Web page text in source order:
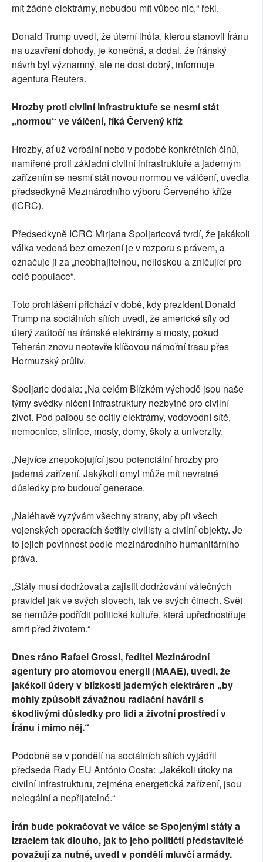
mít žádné elektrárny, nebudou mít vůbec nic,“ řekl.
Donald Trump uvedl, že úterní lhůta, kterou stanovil Íránu
na uzavření dohody, je konečná, a dodal, že íránský
návrh byl významný, ale ne dost dobrý, informuje
agentura Reuters.
Hrozby proti civilní infrastruktuře se nesmí stát
„normou“ ve válčení, říká Červený kříž
Hrozby, ať už verbální nebo v podobě konkrétních činů,
namířené proti základní civilní infrastruktuře a jaderným
zařízením se nesmí stát novou normou ve válčení, uvedla
předsedkyně Mezinárodního výboru Červeného kříže
(ICRC).
Předsedkyně ICRC Mirjana Spoljaricová tvrdí, že jakákoli
válka vedená bez omezení je v rozporu s právem, a
označuje ji za „neobhajitelnou, nelidskou a zničující pro
celé populace“.
Toto prohlášení přichází v době, kdy prezident Donald
Trump na sociálních sítích uvedl, že americké síly od
úterý zaútočí na íránské elektrárny a mosty, pokud
Teherán znovu neotevře klíčovou námořní trasu přes
Hormuzský průliv.
Spoljaric dodala: „Na celém Blízkém východě jsou naše
týmy svědky ničení infrastruktury nezbytné pro civilní
život. Pod palbou se ocitly elektrárny, vodovodní sítě,
nemocnice, silnice, mosty, domy, školy a univerzity.
„Nejvíce znepokojující jsou potenciální hrozby pro
jaderná zařízení. Jakýkoli omyl může mít nevratné
důsledky pro budoucí generace.
„Naléhavě vyzývám všechny strany, aby při všech
vojenských operacích šetřily civilisty a civilní objekty. Je
to jejich povinnost podle mezinárodního humanitárního
práva.
„Státy musí dodržovat a zajistit dodržování válečných
pravidel jak ve svých slovech, tak ve svých činech. Svět
se nemůže podřídit politické kultuře, která upřednostňuje
smrt před životem.“
Dnes ráno Rafael Grossi, ředitel Mezinárodní
agentury pro atomovou energii (MAAE), uvedl, že
jakékoli údery v blízkosti jaderných elektráren „by
mohly způsobit závažnou radiační havárii s
škodlivými důsledky pro lidi a životní prostředí v
Íránu i mimo něj.“
Podobně se v pondělí na sociálních sítích vyjádřil
předseda Rady EU António Costa: „Jakékoli útoky na
civilní infrastrukturu, zejména energetická zařízení, jsou
nelegální a nepřijatelné.“
Írán bude pokračovat ve válce se Spojenými státy a
Izraelem tak dlouho, jak to jeho političtí představitelé
považují za nutné, uvedl v pondělí mluvčí armády.